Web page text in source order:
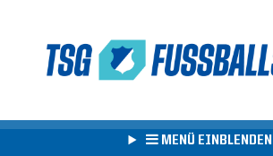
MENÜ EINBLENDEN